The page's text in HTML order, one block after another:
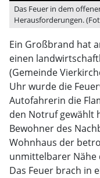
Das Feuer in dem
Herausforderungen.
Ein Großbrand hat
einen
(Gemeinde
Uhr wurde die
Autofahrerin die
den Notruf gewählt
Bewohner des
Wohnhaus der
unmittelbarer Nähe
Das Feuer brach in